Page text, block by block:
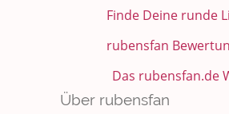
Finde Deine runde
rubensfan
Das rubensfan.de
Über rubensfan